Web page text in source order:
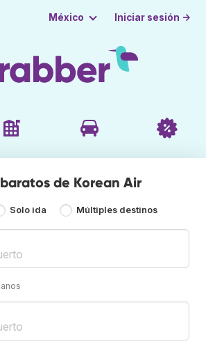
México Iniciar sesión →
de Korean Air
Solo ida Múltiples destinos